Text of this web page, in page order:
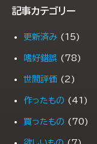
記事カテゴリー
更新済み (15)
嗜好錯誤 (78)
世間評価 (2)
作ったもの (41)
買ったもの (70)